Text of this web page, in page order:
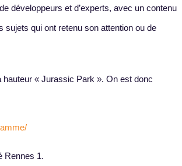
développeurs et d’experts, avec un contenu
qui ont retenu son attention ou de
« Jurassic Park ». On est donc
Rennes 1.